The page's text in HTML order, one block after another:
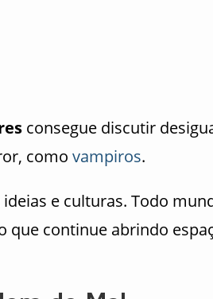
consegue discutir
como vampiros.
e culturas. Todo
que continue abrindo